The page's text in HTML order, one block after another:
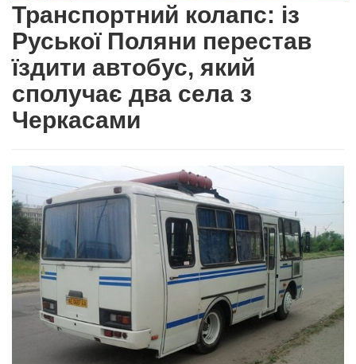
Транспортний колапс: із
Руської Поляни перестав
їздити автобус, який
сполучає два села з
Черкасами